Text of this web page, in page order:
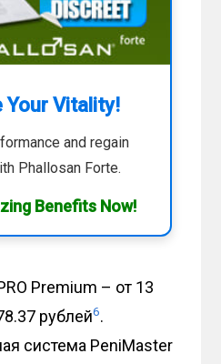
Your Vitality!
and regain
Phallosan Forte.
Benefits Now!
Premium – от 13
рублей6.
система PeniMaster